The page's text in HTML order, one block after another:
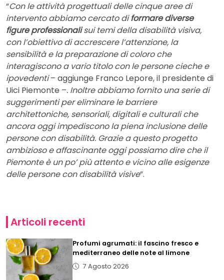
“Con le attività progettuali delle cinque aree di
intervento abbiamo cercato diformare diverse
figure professionalisui temi della disabilità visiva,
con l’obiettivo di accrescere l’attenzione, la
sensibilità e la preparazione di coloro che
interagiscono a vario titolo con le persone cieche e
ipovedenti– aggiunge Franco Lepore, il presidente di
Uici Piemonte –. Inoltre abbiamo fornito una serie di
suggerimenti per eliminare le barriere
architettoniche, sensoriali, digitali e culturali che
ancora oggi impediscono la piena inclusione delle
persone con disabilità. Grazie a questo progetto
ambizioso e affascinante oggi possiamo dire che il
Piemonte è un po’ più attento e vicino alle esigenze
delle persone con disabilità visive”.
Articoli recenti
Profumi agrumati: il fascino fresco e
mediterraneo delle note al limone
7 Agosto 2026